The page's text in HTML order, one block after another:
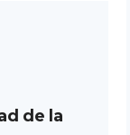
de la